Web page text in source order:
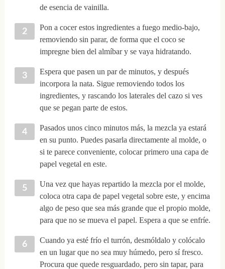
de esencia de vainilla.
Pon a cocer estos ingredientes a fuego medio-bajo,
removiendo sin parar, de forma que el coco se
impregne bien del almíbar y se vaya hidratando.
Espera que pasen un par de minutos, y después
incorpora la nata. Sigue removiendo todos los
ingredientes, y rascando los laterales del cazo si ves
que se pegan parte de estos.
Pasados unos cinco minutos más, la mezcla ya estará
en su punto. Puedes pasarla directamente al molde, o
si te parece conveniente, colocar primero una capa de
papel vegetal en este.
Una vez que hayas repartido la mezcla por el molde,
coloca otra capa de papel vegetal sobre este, y encima
algo de peso que sea más grande que el propio molde,
para que no se mueva el papel. Espera a que se enfríe.
Cuando ya esté frío el turrón, desmóldalo y colócalo
en un lugar que no sea muy húmedo, pero sí fresco.
Procura que quede resguardado, pero sin tapar, para